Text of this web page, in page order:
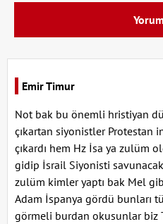
Emir Timur
Not bak bu önemli hristiyan
çıkartan siyonistler Protestan
çıkardı hem Hz İsa ya zulüm
gidip İsrail Siyonisti
zulüm kimler yaptı bak Mel
Adam İspanya gördü bunları
görmeli burdan okusunlar biz